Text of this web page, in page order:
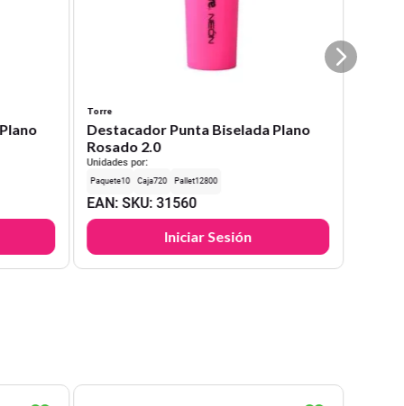
Torre
Destacador Punta Biselada Plano
Rosado 2.0
Unidades por:
10 720 12800
EAN: SKU:31560
Iniciar Sesión